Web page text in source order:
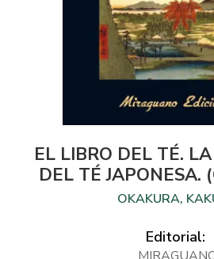
EL LIBRO DEL TÉ.
DEL TÉ JAPONESA.
OKAKURA,
Editorial: